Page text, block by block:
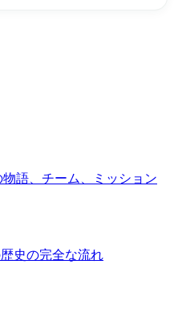
語、チーム、ミッション
史の完全な流れ